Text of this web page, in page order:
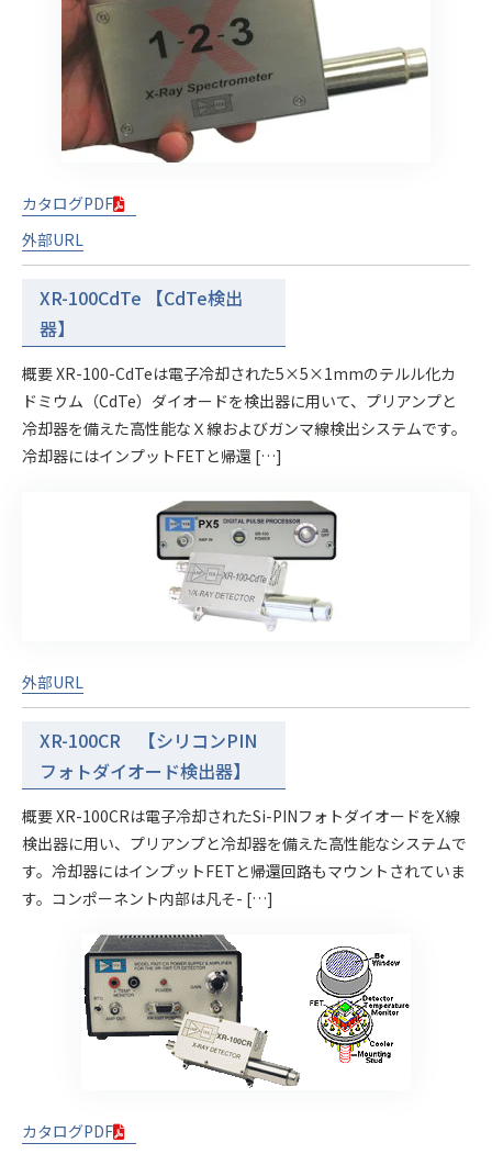
カタログPDF
外部URL
XR-100CdTe 【CdTe検出
器】
概要 XR-100-CdTeは電子冷却された5×5×1mmのテルル化カ
ドミウム（CdTe）ダイオードを検出器に用いて、プリアンプと
冷却器を備えた高性能なＸ線およびガンマ線検出システムです。
冷却器にはインプットFETと帰還 […]
外部URL
XR-100CR 【シリコンPIN
フォトダイオード検出器】
概要 XR-100CRは電子冷却されたSi-PINフォトダイオードをX線
検出器に用い、プリアンプと冷却器を備えた高性能なシステムで
す。冷却器にはインプットFETと帰還回路もマウントされていま
す。コンポーネント内部は凡そ- […]
カタログPDF